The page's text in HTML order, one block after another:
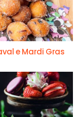
e Mardi Gras